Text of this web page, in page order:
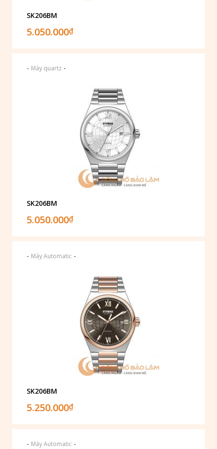
SK206BM
5.050.000₫
- Máy quartz -
SK206BM
5.050.000₫
- Máy Automatic -
SK206BM
5.250.000₫
- Máy Automatic -